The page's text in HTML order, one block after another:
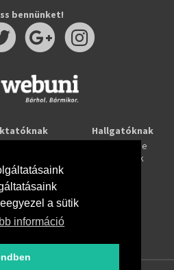
a sütik
információ
bennünket!
Stúdió
Hallgatóknak
Tanulj online
Képzések
Info
tájékoztató
ÁSZF
tájékoztató
GYIK